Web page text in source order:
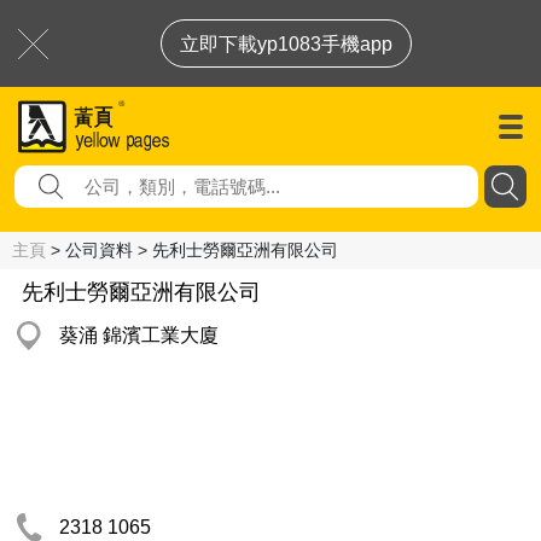
立即下載yp1083手機app
主頁 > 公司資料 > 先利士勞爾亞洲有限公司
先利士勞爾亞洲有限公司
葵涌 錦濱工業大廈
2318 1065